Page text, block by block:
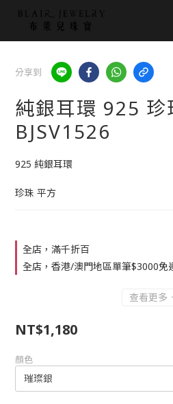
分享到
純銀耳環 925 珍
BJSV1526
925 純銀耳環
珍珠 平方
全店，滿千折百
全店，香港/澳門地區單筆$3000免
查看更多
NT$1,180
顏色